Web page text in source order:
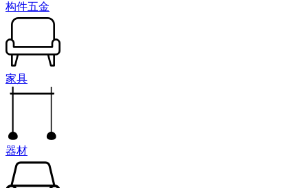
构件五金
家具
器材